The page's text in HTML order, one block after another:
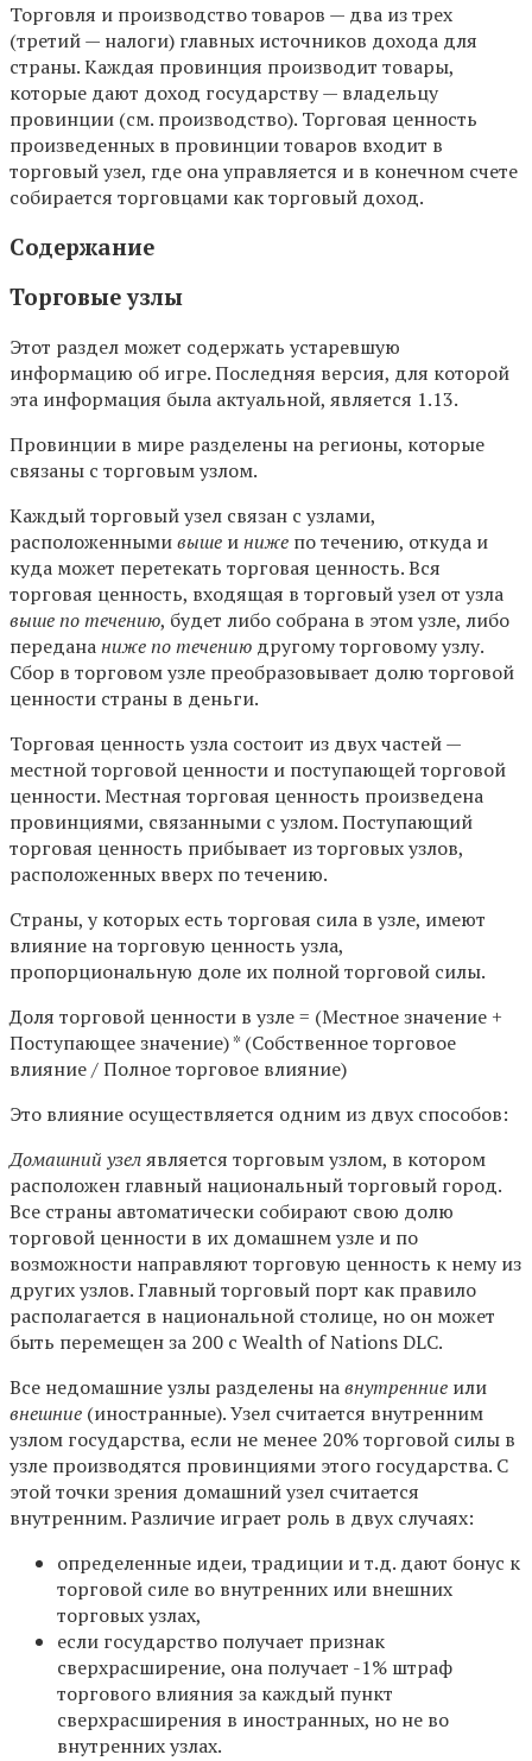
Торговля и производство товаров — два из трех
(третий — налоги) главных источников дохода для
страны. Каждая провинция производит товары,
которые дают доход государству — владельцу
провинции (см. производство). Торговая ценность
произведенных в провинции товаров входит в
торговый узел, где она управляется и в конечном счете
собирается торговцами как торговый доход.
Содержание
Торговые узлы
Этот раздел может содержать устаревшую
информацию об игре. Последняя версия, для которой
эта информация была актуальной, является 1.13.
Провинции в мире разделены на регионы, которые
связаны с торговым узлом.
Каждый торговый узел связан с узлами,
расположеннымивыше иниже по течению, откуда и
куда может перетекать торговая ценность. Вся
торговая ценность, входящая в торговый узел от узла
выше по течению, будет либо собрана в этом узле, либо
передананиже по течению другому торговому узлу.
Сбор в торговом узле преобразовывает долю торговой
ценности страны в деньги.
Торговая ценность узла состоит из двух частей —
местной торговой ценности и поступающей торговой
ценности. Местная торговая ценность произведена
провинциями, связанными с узлом. Поступающий
торговая ценность прибывает из торговых узлов,
расположенных вверх по течению.
Страны, у которых есть торговая сила в узле, имеют
влияние на торговую ценность узла,
пропорциональную доле их полной торговой силы.
Доля торговой ценности в узле = (Местное значение +
Поступающее значение) * (Собственное торговое
влияние / Полное торговое влияние)
Это влияние осуществляется одним из двух способов:
Домашний узелявляется торговым узлом, в котором
расположен главный национальный торговый город.
Все страны автоматически собирают свою долю
торговой ценности в их домашнем узле и по
возможности направляют торговую ценность к нему из
других узлов. Главный торговый порт как правило
располагается в национальной столице, но он может
быть перемещен за 200 с Wealth of Nations DLC.
Все недомашние узлы разделены навнутренние или
внешние (иностранные). Узел считается внутренним
узлом государства, если не менее 20% торговой силы в
узле производятся провинциями этого государства. С
этой точки зрения домашний узел считается
внутренним. Различие играет роль в двух случаях:
определенные идеи, традиции и т.д. дают бонус к
торговой силе во внутренних или внешних
торговых узлах,
если государство получает признак
сверхрасширение, она получает -1% штраф
торгового влияния за каждый пункт
сверхрасширения в иностранных, но не во
внутренних узлах.